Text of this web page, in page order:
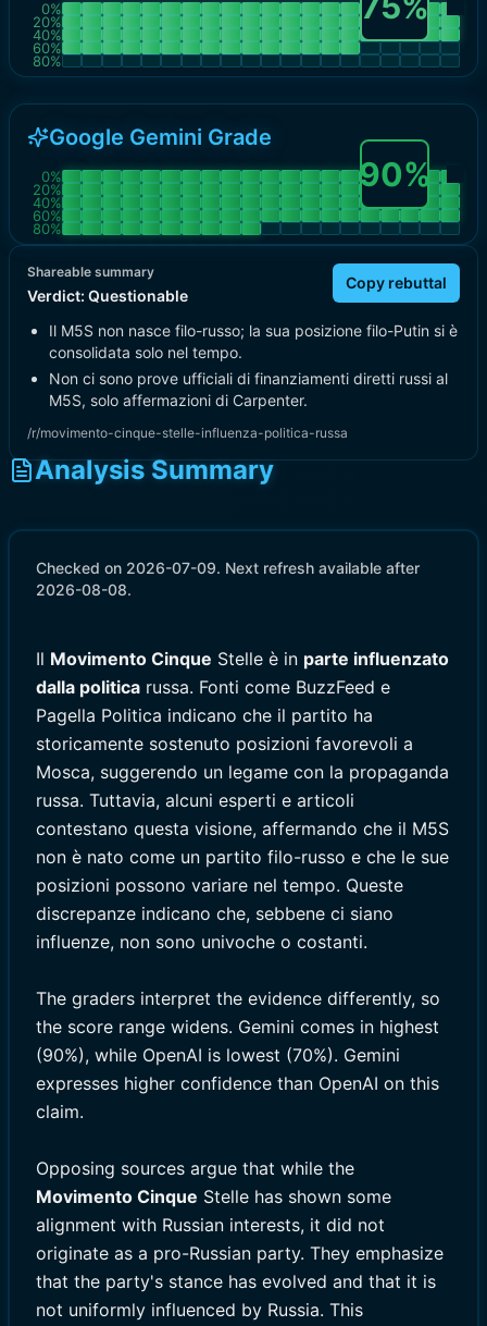
0%
20%
40%
60%
80%
Google Gemini Grade
0%
20%
40%
60%
80%
90%
Shareable summary
Verdict: Questionable
Copy rebuttal
Il M5S non nasce filo-russo; la sua posizione filo-Putin si è
consolidata solo nel tempo.
Non ci sono prove ufficiali di finanziamenti diretti russi al
M5S, solo affermazioni di Carpenter.
/r/movimento-cinque-stelle-influenza-politica-russa
Analysis Summary
Checked on 2026-07-09. Next refresh available after
2026-08-08.
Il Movimento Cinque Stelle è in parte influenzato
dalla politica russa. Fonti come BuzzFeed e
Pagella Politica indicano che il partito ha
storicamente sostenuto posizioni favorevoli a
Mosca, suggerendo un legame con la propaganda
russa. Tuttavia, alcuni esperti e articoli
contestano questa visione, affermando che il M5S
non è nato come un partito filo-russo e che le sue
posizioni possono variare nel tempo. Queste
discrepanze indicano che, sebbene ci siano
influenze, non sono univoche o costanti.
The graders interpret the evidence differently, so
the score range widens. Gemini comes in highest
(90%), while OpenAI is lowest (70%). Gemini
expresses higher confidence than OpenAI on this
claim.
Opposing sources argue that while the
Movimento Cinque Stelle has shown some
alignment with Russian interests, it did not
originate as a pro-Russian party. They emphasize
that the party's stance has evolved and that it is
not uniformly influenced by Russia. This